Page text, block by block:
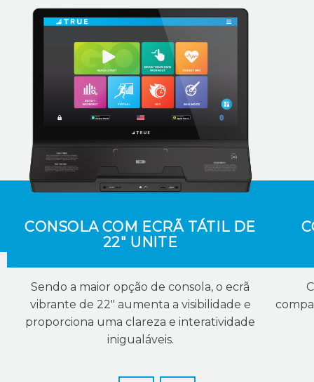
CONSOLA COM ECRÃ TÁTIL DE
22" UNITE
Sendo a maior opção de consola, o ecrã
vibrante de 22" aumenta a visibilidade e
proporciona uma clareza e interatividade
inigualáveis.